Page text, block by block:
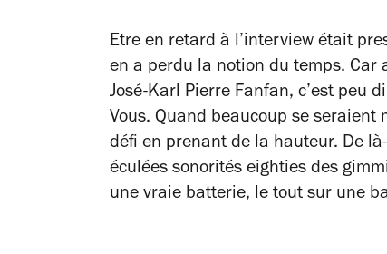
Etre en retard à l’interview était
en a perdu la notion du temps. Car
José-Karl Pierre Fanfan, c’est peu
Vous. Quand beaucoup se
défi en prenant de la hauteur. De
éculées sonorités eighties des
une vraie batterie, le tout sur une